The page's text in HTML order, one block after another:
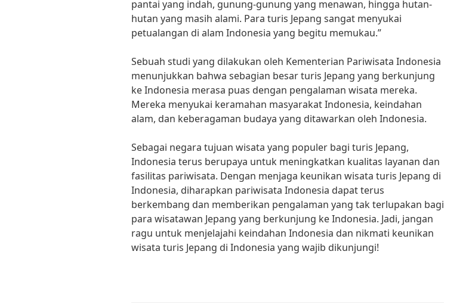
pantai yang indah, gunung-gunung yang menawan, hingga hutan-
hutan yang masih alami. Para turis Jepang sangat menyukai
petualangan di alam Indonesia yang begitu memukau.”
Sebuah studi yang dilakukan oleh Kementerian Pariwisata Indonesia
menunjukkan bahwa sebagian besar turis Jepang yang berkunjung
ke Indonesia merasa puas dengan pengalaman wisata mereka.
Mereka menyukai keramahan masyarakat Indonesia, keindahan
alam, dan keberagaman budaya yang ditawarkan oleh Indonesia.
Sebagai negara tujuan wisata yang populer bagi turis Jepang,
Indonesia terus berupaya untuk meningkatkan kualitas layanan dan
fasilitas pariwisata. Dengan menjaga keunikan wisata turis Jepang di
Indonesia, diharapkan pariwisata Indonesia dapat terus
berkembang dan memberikan pengalaman yang tak terlupakan bagi
para wisatawan Jepang yang berkunjung ke Indonesia. Jadi, jangan
ragu untuk menjelajahi keindahan Indonesia dan nikmati keunikan
wisata turis Jepang di Indonesia yang wajib dikunjungi!